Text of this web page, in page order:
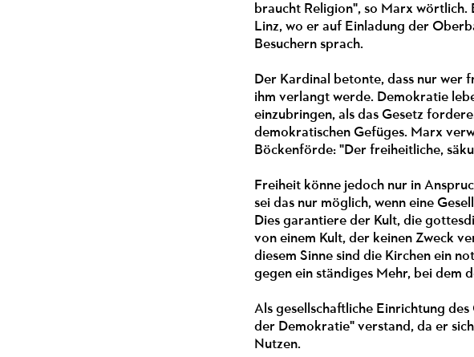
braucht Religion", so Marx
Linz, wo er auf Einladung der
Besuchern sprach.
Der Kardinal betonte, dass nur wer
ihm verlangt werde. Demokratie
einzubringen, als das Gesetz
demokratischen Gefüges. Marx
Böckenförde: "Der freiheitliche,
Freiheit könne jedoch nur in
sei das nur möglich, wenn eine
Dies garantiere der Kult, die
von einem Kult, der keinen Zweck
diesem Sinne sind die Kirchen ein
gegen ein ständiges Mehr, bei dem
Als gesellschaftliche Einrichtung
der Demokratie" verstand, da er
Nutzen.